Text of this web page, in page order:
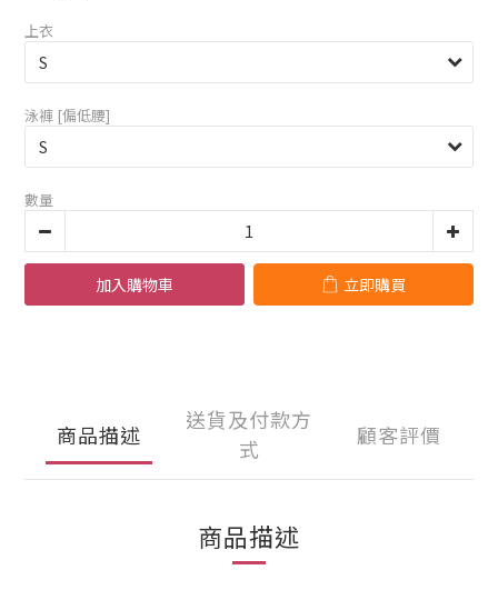
上衣
泳褲 [偏低腰]
數量
加入購物車 立即購買
商品描述
送貨及付款方
式
顧客評價
商品描述